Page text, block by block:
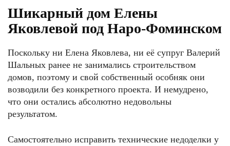
Шикарный дом Елены
Яковлевой под Наро-Фоминском
Поскольку ни Елена Яковлева, ни её супруг Валерий
Шальных ранее не занимались строительством
домов, поэтому и свой собственный особняк они
возводили без конкретного проекта. И немудрено,
что они остались абсолютно недовольны
результатом.
Самостоятельно исправить технические недоделки у